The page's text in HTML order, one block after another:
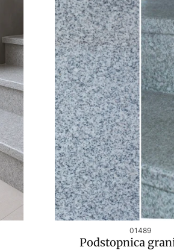
Kod produktu
01489
Podstopnica